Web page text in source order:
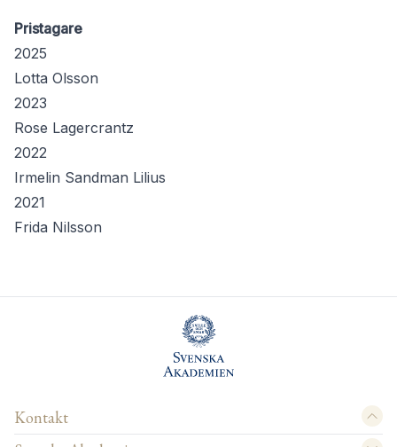
Pristagare
2025
Lotta Olsson
2023
Rose Lagercrantz
2022
Irmelin Sandman Lilius
2021
Frida Nilsson
Kontakt